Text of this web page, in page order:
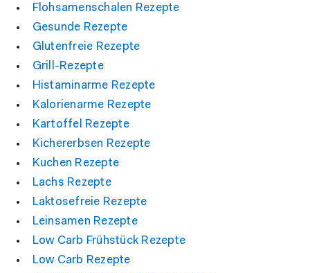
Flohsamenschalen Rezepte
Gesunde Rezepte
Glutenfreie Rezepte
Grill-Rezepte
Histaminarme Rezepte
Kalorienarme Rezepte
Kartoffel Rezepte
Kichererbsen Rezepte
Kuchen Rezepte
Lachs Rezepte
Laktosefreie Rezepte
Leinsamen Rezepte
Low Carb Frühstück Rezepte
Low Carb Rezepte